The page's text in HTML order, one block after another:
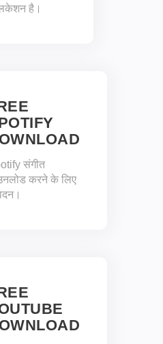
है।
संगीत
करने के लिए